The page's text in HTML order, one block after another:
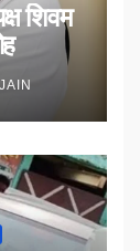
शिवम